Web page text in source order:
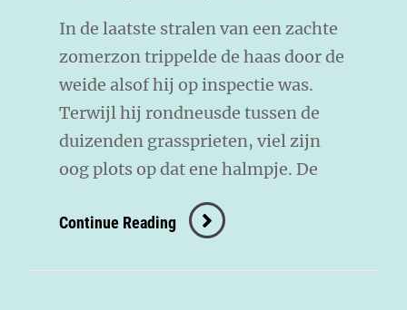
In de laatste stralen van een zachte
zomerzon trippelde de haas door de
weide alsof hij op inspectie was.
Terwijl hij rondneusde tussen de
duizenden grassprieten, viel zijn
oog plots op dat ene halmpje. De
Continue Reading